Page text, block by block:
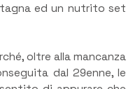
ed un nutrito set
oltre alla mancanza
dal 29enne, le